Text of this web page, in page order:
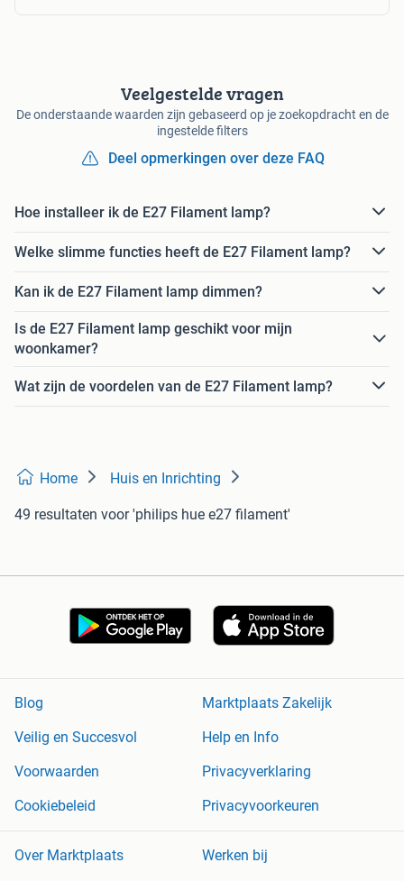
Veelgestelde vragen
De onderstaande waarden zijn gebaseerd op je zoekopdracht en de
ingestelde filters
Deel opmerkingen over deze FAQ
Hoe installeer ik de E27 Filament lamp?
Welke slimme functies heeft de E27 Filament lamp?
Kan ik de E27 Filament lamp dimmen?
Is de E27 Filament lamp geschikt voor mijn
woonkamer?
Wat zijn de voordelen van de E27 Filament lamp?
Home Huis en Inrichting
49 resultaten voor 'philips hue e27 filament'
Blog
Marktplaats Zakelijk
Veilig en Succesvol
Help en Info
Voorwaarden
Privacyverklaring
Cookiebeleid
Privacyvoorkeuren
Over Marktplaats Werken bij